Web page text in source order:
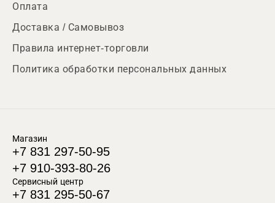
Оплата
Доставка / Самовывоз
Правила интернет-торговли
Политика обработки персональных данных
Магазин
+7 831 297-50-95
+7 910-393-80-26
Сервисный центр
+7 831 295-50-67